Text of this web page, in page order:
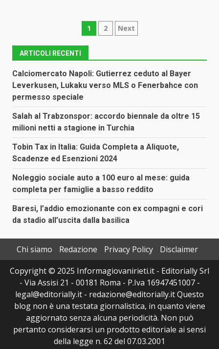
Paginazione
degli
articoli
1 2 Next
ARTICOLI RECENTI
Calciomercato Napoli: Gutierrez ceduto al Bayer
Leverkusen, Lukaku verso MLS o Fenerbahce con
permesso speciale
Salah al Trabzonspor: accordo biennale da oltre 15
milioni netti a stagione in Turchia
Tobin Tax in Italia: Guida Completa a Aliquote,
Scadenze ed Esenzioni 2024
Noleggio sociale auto a 100 euro al mese: guida
completa per famiglie a basso reddito
Baresi, l’addio emozionante con ex compagni e cori
da stadio all’uscita dalla basilica
Chi siamo Redazione Privacy Policy
Disclaimer
Copyright © 2025 Informagiovanirieti.it - Editorially Srl
- Via Assisi 21 - 00181 Roma - P.Iva 16947451007 -
legal@editorially.it - redazione@editorially.it Questo
blog non è una testata giornalistica, in quanto viene
aggiornato senza alcuna periodicità. Non può
pertanto considerarsi un prodotto editoriale ai sensi
della legge n. 62 del 07.03.2001